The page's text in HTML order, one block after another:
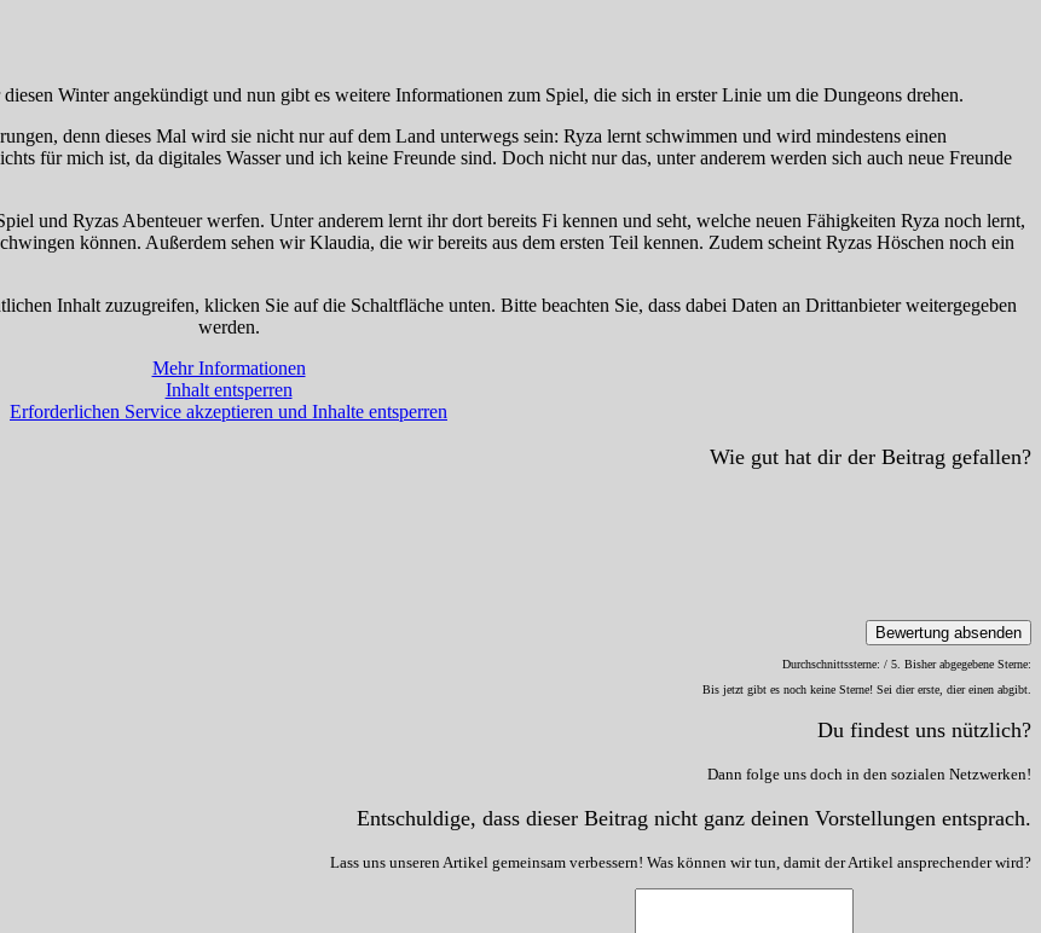
Winter angekündigt und nun gibt es weitere Informationen zum Spiel, die sich in erster Linie um die Dungeons drehen.
denn dieses Mal wird sie nicht nur auf dem Land unterwegs sein: Ryza lernt schwimmen und wird mindestens einen
für mich ist, da digitales Wasser und ich keine Freunde sind. Doch nicht nur das, unter anderem werden sich auch neue Freunde
und Ryzas Abenteuer werfen. Unter anderem lernt ihr dort bereits Fi kennen und seht, welche neuen Fähigkeiten Ryza noch lernt,
können. Außerdem sehen wir Klaudia, die wir bereits aus dem ersten Teil kennen. Zudem scheint Ryzas Höschen noch ein
Inhalt zuzugreifen, klicken Sie auf die Schaltfläche unten. Bitte beachten Sie, dass dabei Daten an Drittanbieter weitergegeben
werden.
Mehr Informationen
Inhalt entsperren
Erforderlichen Service akzeptieren und Inhalte entsperren
Wie gut hat dir der Beitrag gefallen?
Bewertung absenden
Durchschnittssterne: / 5. Bisher abgegebene Sterne:
Bis jetzt gibt es noch keine Sterne! Sei dier erste, dier einen abgibt.
Du findest uns nützlich?
Dann folge uns doch in den sozialen Netzwerken!
Entschuldige, dass dieser Beitrag nicht ganz deinen Vorstellungen entsprach.
Lass uns unseren Artikel gemeinsam verbessern! Was können wir tun, damit der Artikel ansprechender wird?